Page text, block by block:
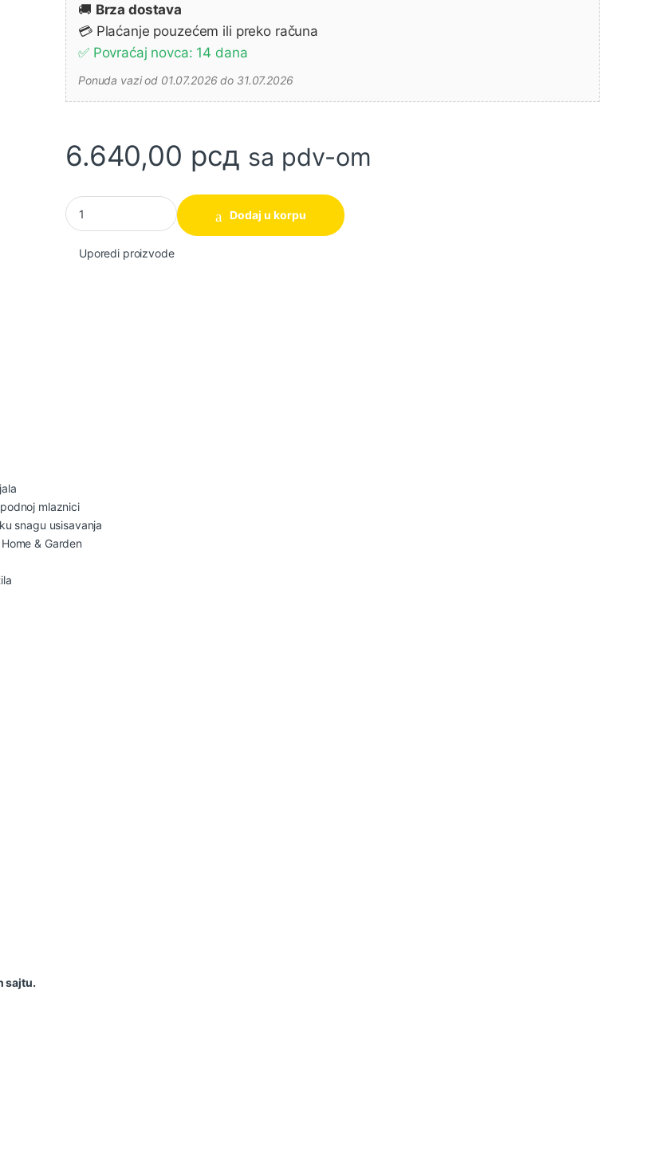
🚚 Brza dostava
💳 Plaćanje pouzećem ili preko računa
✅ Povraćaj novca: 14 dana
Ponuda vazi od 01.07.2026 do 31.07.2026
6.640,00 рсд sa pdv-om
Bosch akumulatorski usisivač UniversalVac 18 Solo; bez baterije i punjača (06033B9100) količina
Dodaj u korpu
Uporedi proizvode
mlaznici
snagu usisavanja
& Garden
sajtu.